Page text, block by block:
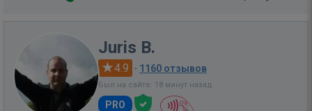
Juris B.
4.9 · 1160 отзывов
Был на сайте: 18 минут назад
PRO